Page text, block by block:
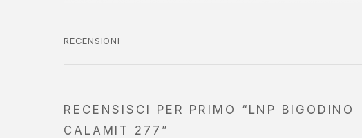
RECENSIONI
RECENSISCI PER PRIMO “LNP BIGODINO
CALAMIT 277”